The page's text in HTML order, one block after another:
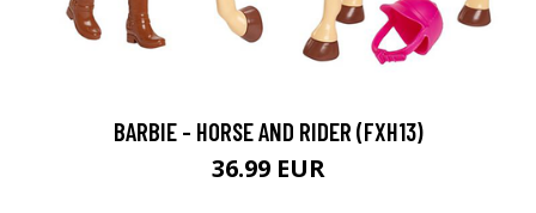
BARBIE - HORSE AND RIDER (FXH13)
36.99 EUR